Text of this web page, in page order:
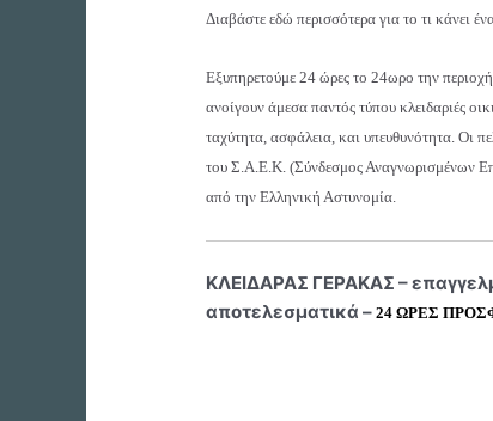
Διαβάστε εδώ περισσότερα για το τι κάνει
Εξυπηρετούμε 24 ώρες το 24ωρο την
ανοίγουν άμεσα παντός τύπου κλειδαριές
ταχύτητα, ασφάλεια, και υπευθυνότητα. Οι
του Σ.Α.Ε.Κ. (Σύνδεσμος Αναγνωρισμένων
από την Ελληνική Αστυνομία.
ΚΛΕΙΔΑΡΑΣ ΓΕΡΑΚΑΣ –
αποτελεσματικά –24 ΩΡΕΣ